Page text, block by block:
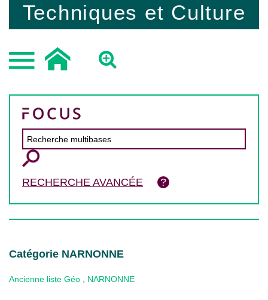
Techniques et Culture
RECHERCHE AVANCÉE
Catégorie NARNONNE
Ancienne liste Géo NARNONNE